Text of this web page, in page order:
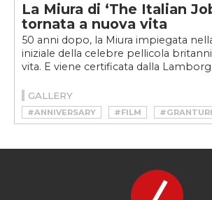
La Miura di ‘The Italian
tornata a nuova vita
50 anni dopo, la Miura impiegata
iniziale della celebre pellicola
vita. E viene certificata dalla
GALLERY
#ANNIVERSARY #FILM
#GT
#ICON #LAMBORGHINI